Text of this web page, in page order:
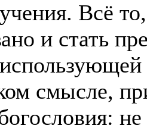
Всё
и стать
смысле,